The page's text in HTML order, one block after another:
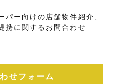
パー向けの店舗物件紹介、
携に関するお問合わせ
せフォーム